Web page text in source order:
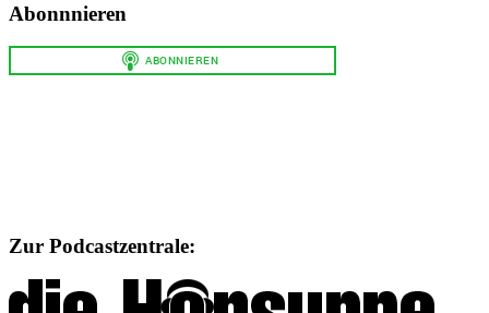
Abonnnieren
Zur Podcastzentrale: